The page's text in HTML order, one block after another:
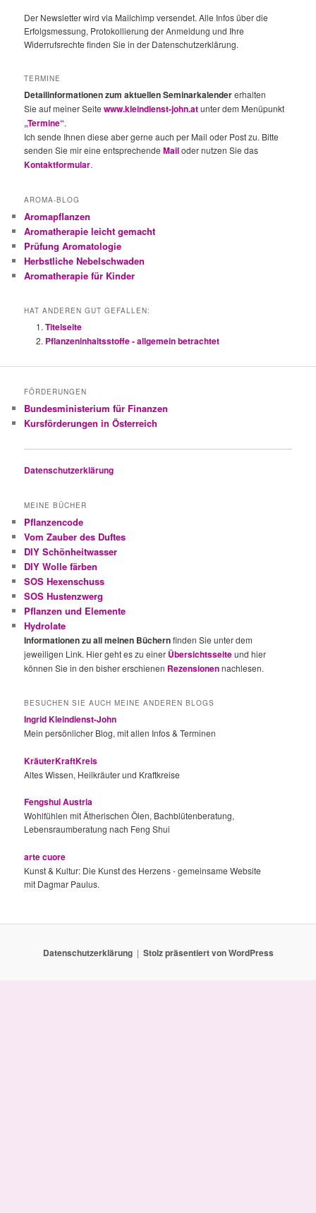
Der Newsletter wird via Mailchimp versendet. Alle Infos über die
Erfolgsmessung, Protokollierung der Anmeldung und Ihre
Widerrufsrechte finden Sie in der Datenschutzerklärung.
TERMINE
Detailinformationen zum aktuellen Seminarkalendererhalten
Sie auf meiner Seitewww.kleindienst-john.atunter dem Menüpunkt
„Termine“.
Ich sende Ihnen diese aber gerne auch per Mail oder Post zu. Bitte
senden Sie mir eine entsprechendeMailoder nutzen Sie das
Kontaktformular.
AROMA-BLOG
Aromapflanzen
Aromatherapie leicht gemacht
Prüfung Aromatologie
Herbstliche Nebelschwaden
Aromatherapie für Kinder
HAT ANDEREN GUT GEFALLEN:
Titelseite
Pflanzeninhaltsstoffe - allgemein betrachtet
FÖRDERUNGEN
Bundesministerium für Finanzen
Kursförderungen in Österreich
Datenschutzerklärung
MEINE BÜCHER
Pflanzencode
Vom Zauber des Duftes
DIY Schönheitwasser
DIY Wolle färben
SOS Hexenschuss
SOS Hustenzwerg
Pflanzen und Elemente
Hydrolate
Informationen zu all meinen Büchernfinden Sie unter dem
jeweiligen Link. Hier geht es zu einer Übersichtsseiteund hier
können Sie in den bisher erschienen Rezensionennachlesen.
BESUCHEN SIE AUCH MEINE ANDEREN BLOGS
Ingrid Kleindienst-John
Mein persönlicher Blog, mit allen Infos & Terminen
KräuterKraftKreis
Altes Wissen, Heilkräuter und Kraftkreise
Fengshui Austria
Wohlfühlen mit Ätherischen Ölen, Bachblütenberatung,
Lebensraumberatung nach Feng Shui
arte cuore
Kunst & Kultur: Die Kunst des Herzens - gemeinsame Website
mit Dagmar Paulus.
Datenschutzerklärung Stolz präsentiert von WordPress